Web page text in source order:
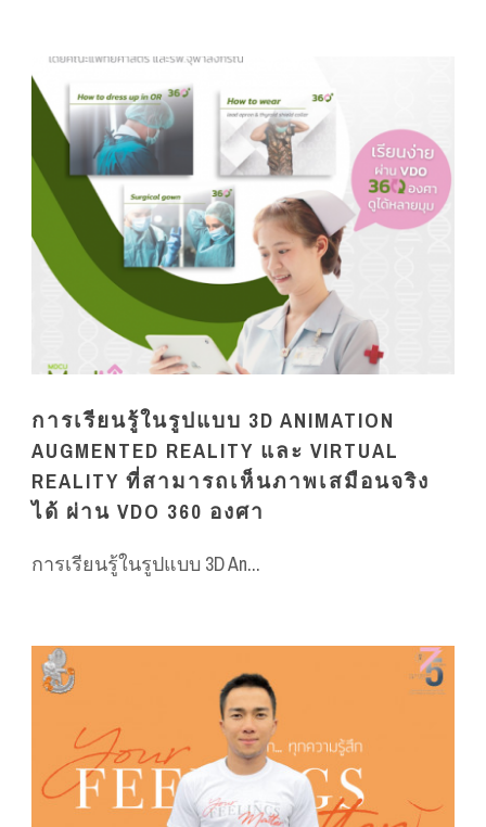
การเรียนรู้ในรูปแบบ 3D ANIMATION
AUGMENTED REALITY และ VIRTUAL
REALITY ที่สามารถเห็นภาพเสมือนจริง
ได้ ผ่าน VDO 360 องศา
การเรียนรู้ในรูปแบบ 3D An...